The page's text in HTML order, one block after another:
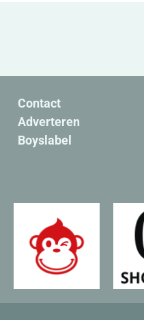
Contact
Adverteren
Boyslabel